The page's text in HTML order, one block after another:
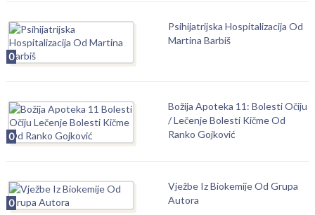
0
Psihijatrijska Hospitalizacija Od
Martina Barbiš
0
Božija Apoteka 11: Bolesti Očiju
/ Lečenje Bolesti Kičme Od
Ranko Gojković
0
Vježbe Iz Biokemije Od Grupa
Autora